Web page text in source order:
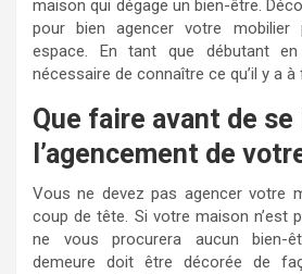
maison qui dégage un bien-être.
pour bien agencer votre
espace. En tant que débutant
nécessaire de connaître ce qu’il y a à
Que faire avant de
l’agencement de
Vous ne devez pas agencer votre
coup de tête. Si votre maison n’est
ne vous procurera aucun bien-
demeure doit être décorée de